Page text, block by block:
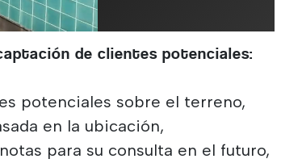
de clientes potenciales:
potenciales sobre el terreno,
en la ubicación,
para su consulta en el futuro,